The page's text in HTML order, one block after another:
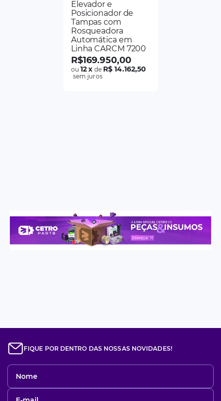
Elevador e
Posicionador de
Tampas com
Rosqueadora
Automática em
Linha CARCM 7200
R$169.950,00
ou12x de R$ 14.162,50
sem juros
FIQUE POR DENTRO DAS NOSSAS NOVIDADES!